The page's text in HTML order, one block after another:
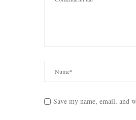
Save my name, email, and